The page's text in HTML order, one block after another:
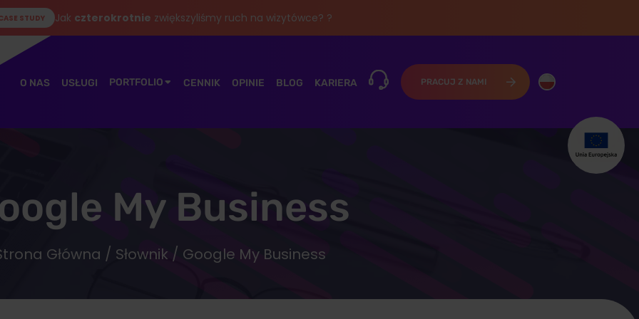
STUDY Jak czterokrotnie zwiększyliśmy ruch na wizytówce? ?
O NAS USŁUGI PORTFOLIO CENNIK OPINIE BLOG KARIERA PRACUJ Z NAMI
My Business
Główna / Słownik / Google My Business